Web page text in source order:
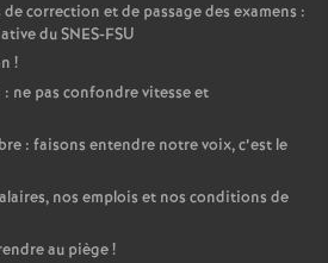
correction et de passage des examens :
du SNES-FSU
!
ne pas confondre vitesse et
: faisons entendre notre voix, c’est le
nos emplois et nos conditions de
au piège!